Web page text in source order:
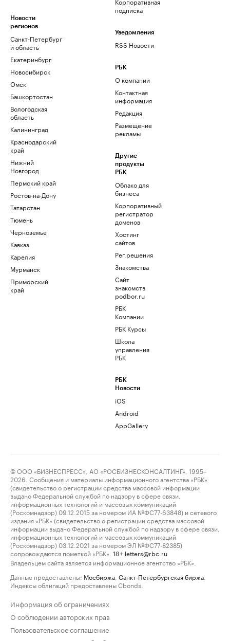
Новости
регионов
Санкт-Петербург
и область
Екатеринбург
Новосибирск
Омск
Башкортостан
Вологодская
область
Калининград
Краснодарский
край
Нижний
Новгород
Пермский край
Ростов-на-Дону
Татарстан
Тюмень
Черноземье
Кавказ
Карелия
Мурманск
Приморский
край
подписка
Уведомления
RSS Новости
РБК
О компании
Контактная
информация
Редакция
Размещение
рекламы
Другие
продукты
РБК
Облако для
бизнеса
Корпоративный
регистратор
доменов
Хостинг
сайтов
Рег.решения
Знакомства
Сайт
знакомств
podbor.ru
РБК
Компании
РБК Курсы
Школа
управления
РБК
РБК
Новости
iOS
Android
AppGallery
© ООО «БИЗНЕСПРЕСС», АО «РОСБИЗНЕСКОНСАЛТИНГ», 1995–
2026. Сообщения и материалы информационного агентства «РБК»
(свидетельство о регистрации средства массовой информации
выдано Федеральной службой по надзору в сфере связи,
информационных технологий и массовых коммуникаций
(Роскомнадзор) 09.12.2015 за номером ИА №ФС77-63848) и сетевого
издания «РБК» (свидетельство о регистрации средства массовой
информации выдано Федеральной службой по надзору в сфере связи,
информационных технологий и массовых коммуникаций
(Роскомнадзор) 03.12.2021 за номером ЭЛ №ФС77-82385)
сопровождаются пометкой «РБК».
18+ letters@rbc.ru
Владельцем сайта является информационное агентство «РБК».
Данные предоставлены: Мосбиржа Санкт-Петербургская биржа
Индексы облигаций предоставлены Cbonds.
Информация об ограничениях
О соблюдении авторских прав
Пользовательское соглашение